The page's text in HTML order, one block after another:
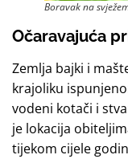
Boravak na
Očaravajuća
Zemlja bajki i
krajoliku
vodeni kotači i
je lokacija
tijekom cijele